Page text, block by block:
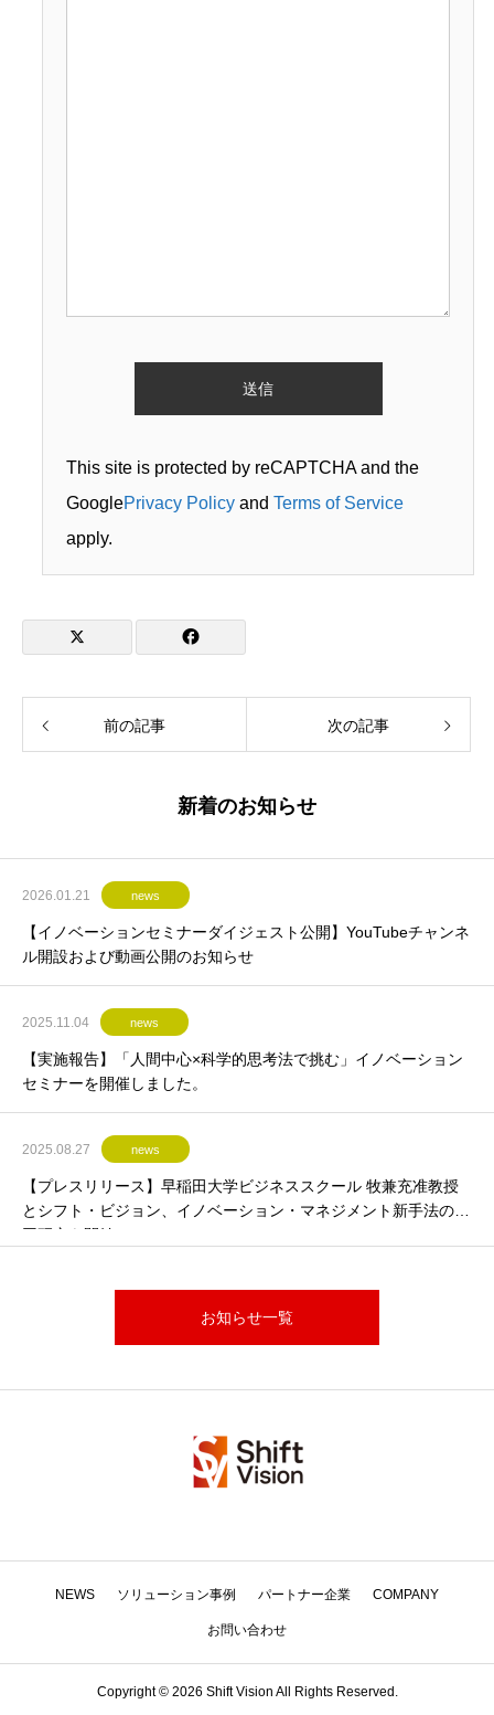
This site is protected by reCAPTCHA and the
GooglePrivacy Policy andTerms of Service
apply.
前の記事 次の記事
新着のお知らせ
2026.01.21 news
【イノベーションセミナーダイジェスト公開】YouTubeチャンネ
ル開設および動画公開のお知らせ
2025.11.04 news
【実施報告】「人間中心×科学的思考法で挑む」イノベーション
セミナーを開催しました。
2025.08.27 news
【プレスリリース】早稲田大学ビジネススクール 牧兼充准教授
とシフト・ビジョン、イノベーション・マネジメント新手法の共
同研究を開始
お知らせ一覧
NEWS ソリューション事例 パートナー企業 COMPANY
お問い合わせ
Copyright © 2026 Shift Vision All Rights Reserved.